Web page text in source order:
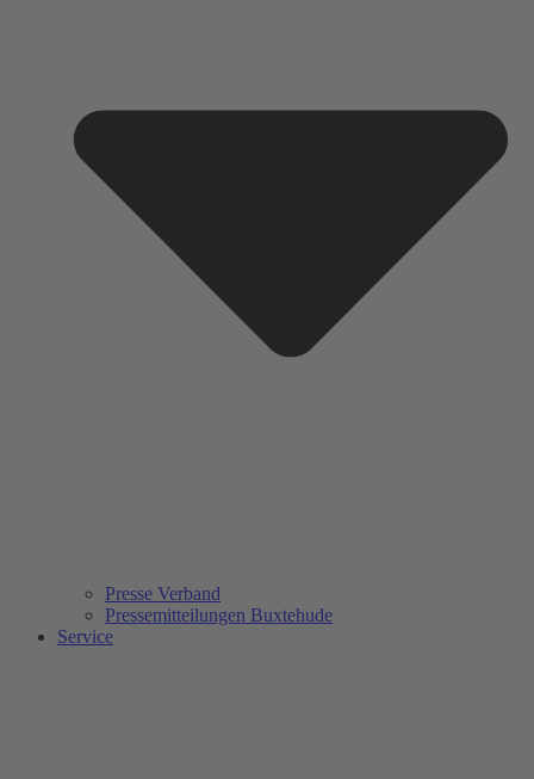
Presse Verband
Pressemitteilungen Buxtehude
Service